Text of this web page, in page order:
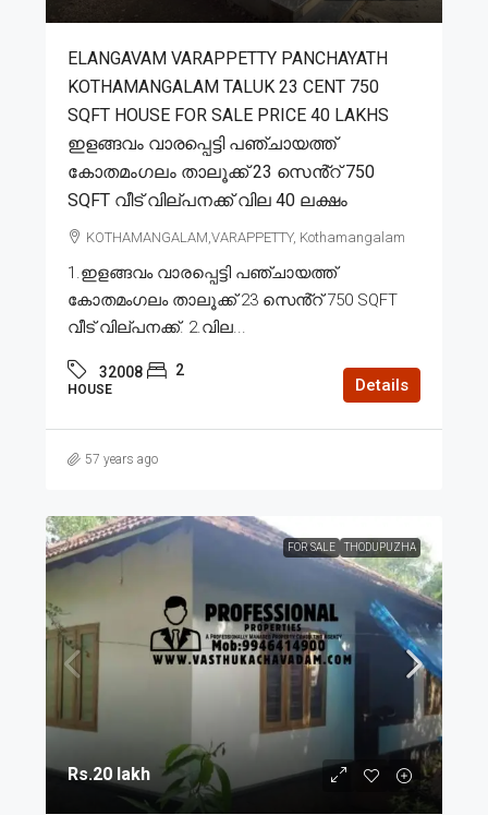
ELANGAVAM VARAPPETTY PANCHAYATH
KOTHAMANGALAM TALUK 23 CENT 750
SQFT HOUSE FOR SALE PRICE 40 LAKHS
ഇളങ്ങവം വാരപ്പെട്ടി പഞ്ചായത്ത്
കോതമംഗലം താലൂക്ക് 23 സെൻ്റ് 750
SQFT വീട് വില്പനക്ക് വില 40 ലക്ഷം
KOTHAMANGALAM,VARAPPETTY, Kothamangalam
1.ഇളങ്ങവം വാരപ്പെട്ടി പഞ്ചായത്ത്
കോതമംഗലം താലൂക്ക് 23 സെൻ്റ് 750 SQFT
വീട് വില്പനക്ക്. 2.വില...
32008 2
HOUSE Details
57 years ago
FOR SALE THODUPUZHA
Rs.20 lakh